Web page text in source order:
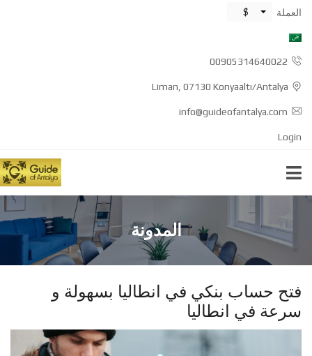
العملة $
00905314640022
Liman, 07130 Konyaaltı/Antalya
info@guideofantalya.com
Login
المدونة
فتح حساب بنكي في انطاليا بسهولة و
سرعة في انطاليا